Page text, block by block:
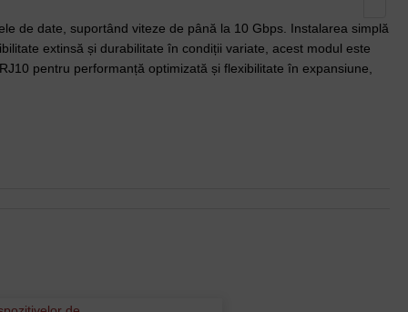
de date, suportând viteze de până la 10 Gbps. Instalarea simplă
extinsă și durabilitate în condiții variate, acest modul este
pentru performanță optimizată și flexibilitate în expansiune,